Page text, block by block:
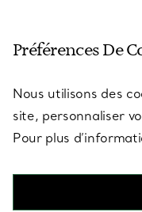
Préférences De
Nous utilisons des
site, personnaliser
Pour plus